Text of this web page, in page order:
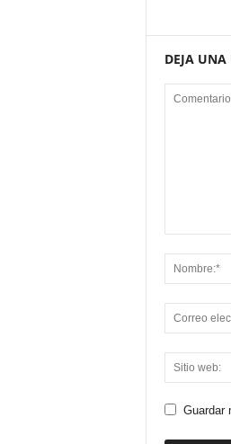
DEJA UNA
Guardar